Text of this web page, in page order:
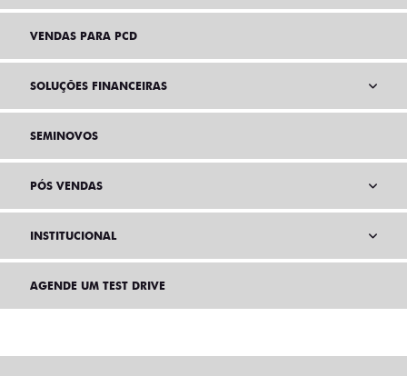
VENDAS PARA PCD
SOLUÇÕES FINANCEIRAS
SEMINOVOS
PÓS VENDAS
INSTITUCIONAL
AGENDE UM TEST DRIVE